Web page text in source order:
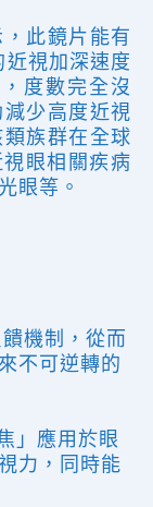
此鏡片能有
視加深速度
度數完全沒
少高度近視
族群在全球
眼相關疾病
眼等。
制，從而
不可逆轉的
用於眼
力，同時能